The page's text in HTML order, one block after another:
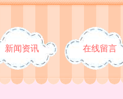
新闻资讯 在线留言